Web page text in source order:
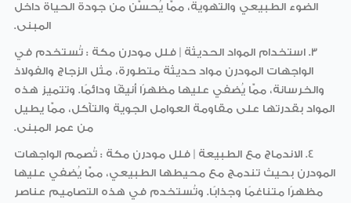
الضوء الطبيعي والتهوية، ممّا يُحسّن من جودة الحياة داخل
المبنى.
3. استخدام المواد الحديثة | فلل مودرن مكة : تُستخدم في
الواجهات المودرن مواد حديثة متطورة، مثل الزجاج والفولاذ
والخرسانة، ممّا يُضفي عليها مظهرًا أنيقًا ودائمًا. وتتميز هذه
المواد بقدرتها على مقاومة العوامل الجوية والتآكل، ممّا يطيل
من عمر المبنى.
4. الاندماج مع الطبيعة | فللمودرن مكة : تُصمم الواجهات
المودرن بحيث تندمج مع محيطها الطبيعي، ممّا يُضفي عليها
مظهرًا متناغمًا وجذابًا. وتُستخدم في هذه التصاميم عناصر